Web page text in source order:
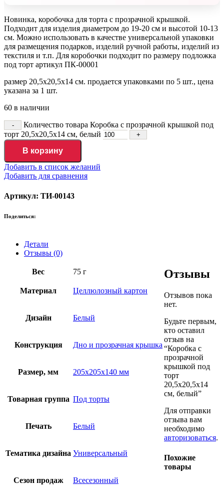
Новинка, коробочка для торта с прозрачной крышкой.
Подходит для изделия диаметром до 19-20 см и высотой 10-13
см. Можно использовать в качестве универсальной упаковки
для размещения подарков, изделий ручной работы, изделий из
текстиля и т.п. Для коробочки подходит по размеру подложка
под торт артикул ПК-00001
размер 20,5х20,5х14 см. продается упаковками по 5 шт., цена
указана за 1 шт.
60 в наличии
Количество товара Коробка с прозрачной крышкой под
торт 20,5х20,5х14 см, белый
В корзину
Добавить в список желаний
Добавить для сравнения
Артикул: ТИ-00143
Поделиться:
Детали
Отзывы (0)
Вес 75 г
Материал Целлюлозный картон
Дизайн Белый
Конструкция Дно и прозрачная крышка
Размер, мм 205х205х140 мм
Товарная группа Под торты
Печать Белый
Тематика дизайна Универсальный
Сезон продаж Всесезонный
Отзывы
Отзывов пока
нет.
Будьте первым,
кто оставил
отзыв на
“Коробка с
прозрачной
крышкой под
торт
20,5х20,5х14
см, белый”
Для отправки
отзыва вам
необходимо
авторизоваться.
Похожие
товары